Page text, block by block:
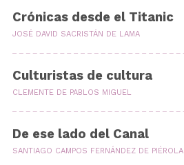
Crónicas desde el Titanic
JOSÉ DAVID SACRISTÁN DE LAMA
Culturistas de cultura
CLEMENTE DE PABLOS MIGUEL
De ese lado del Canal
SANTIAGO CAMPOS FERNÁNDEZ DE PIÉROLA